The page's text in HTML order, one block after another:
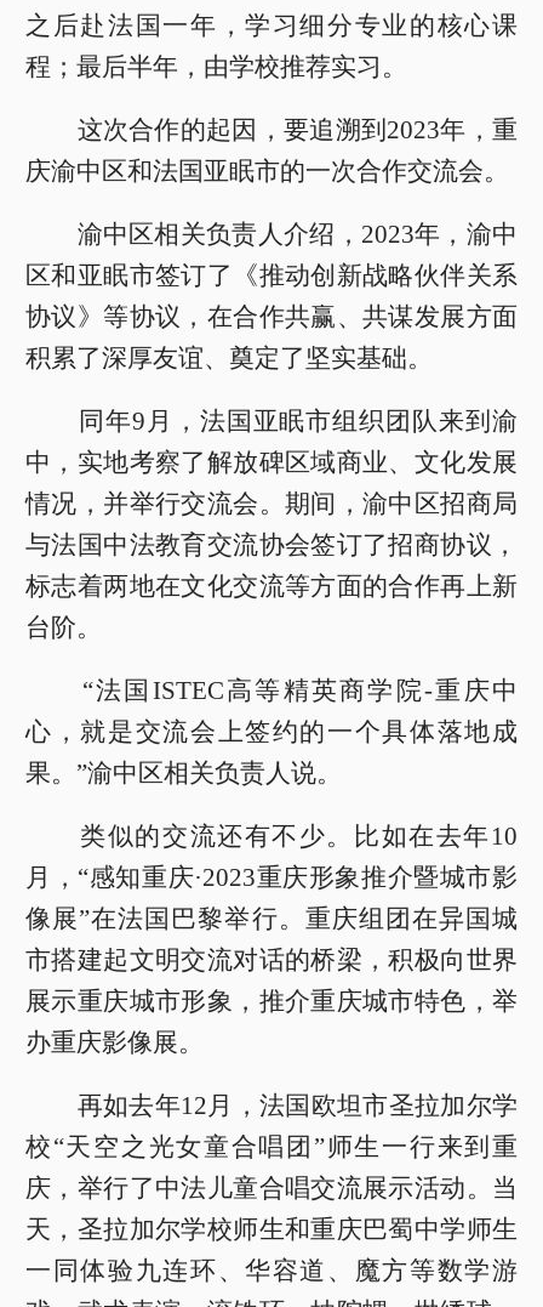
之后赴法国一年，学习细分专业的核心课
程；最后半年，由学校推荐实习。
这次合作的起因，要追溯到2023年，重
庆渝中区和法国亚眠市的一次合作交流会。
渝中区相关负责人介绍，2023年，渝中
区和亚眠市签订了《推动创新战略伙伴关系
协议》等协议，在合作共赢、共谋发展方面
积累了深厚友谊、奠定了坚实基础。
同年9月，法国亚眠市组织团队来到渝
中，实地考察了解放碑区域商业、文化发展
情况，并举行交流会。期间，渝中区招商局
与法国中法教育交流协会签订了招商协议，
标志着两地在文化交流等方面的合作再上新
台阶。
“法国ISTEC高等精英商学院-重庆中
心，就是交流会上签约的一个具体落地成
果。”渝中区相关负责人说。
类似的交流还有不少。比如在去年10
月，“感知重庆·2023重庆形象推介暨城市影
像展”在法国巴黎举行。重庆组团在异国城
市搭建起文明交流对话的桥梁，积极向世界
展示重庆城市形象，推介重庆城市特色，举
办重庆影像展。
再如去年12月，法国欧坦市圣拉加尔学
校“天空之光女童合唱团”师生一行来到重
庆，举行了中法儿童合唱交流展示活动。当
天，圣拉加尔学校师生和重庆巴蜀中学师生
一同体验九连环、华容道、魔方等数学游